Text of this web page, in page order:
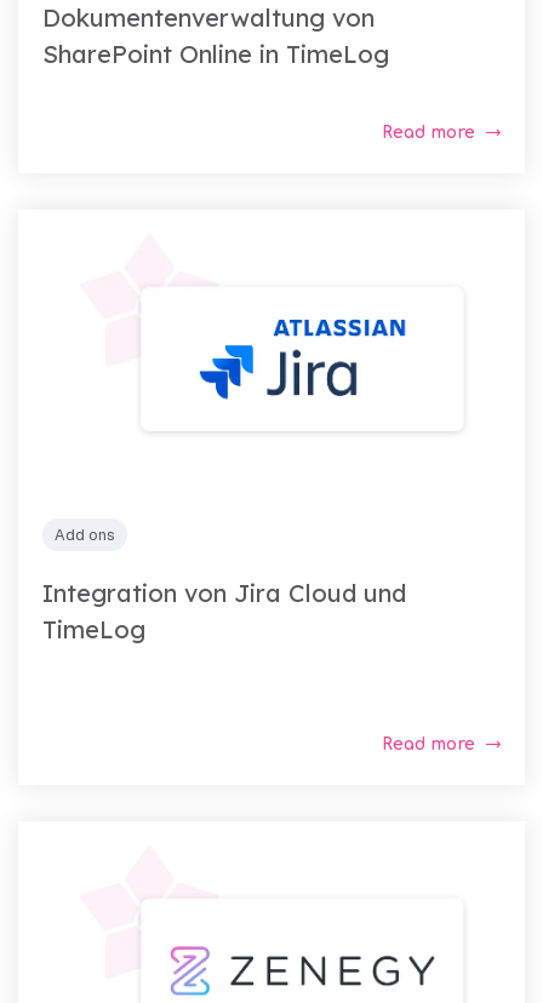
Dokumentenverwaltung von
SharePoint Online in TimeLog
Read more
Add ons
Integration von Jira Cloud und
TimeLog
Read more